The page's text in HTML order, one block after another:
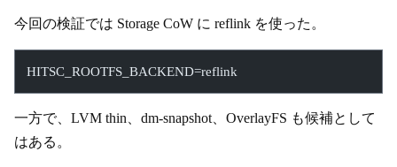
今回の検証では Storage CoW に reflink を使った。
HITSC_ROOTFS_BACKEND=reflink
一方で、LVM thin、dm-snapshot、OverlayFS も候補として
はある。